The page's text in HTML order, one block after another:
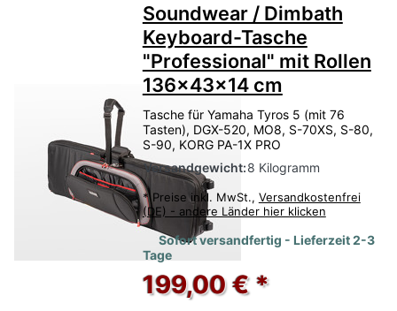
Soundwear / Dimbath
Keyboard-Tasche
"Professional" mit Rollen
136x43x14 cm
Tasche für Yamaha Tyros 5 (mit 76
Tasten), DGX-520, MO8, S-70XS, S-80,
S-90, KORG PA-1X PRO
Versandgewicht:8 Kilogramm
* Preise inkl. MwSt., Versandkostenfrei
(DE) - andere Länder hier klicken
Sofort versandfertig - Lieferzeit 2-3
Tage
199,00 € *